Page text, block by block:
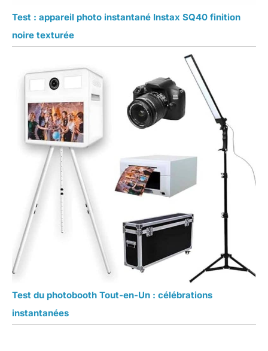
Test : appareil photo instantané Instax SQ40 finition
noire texturée
Test du photobooth Tout-en-Un : célébrations
instantanées